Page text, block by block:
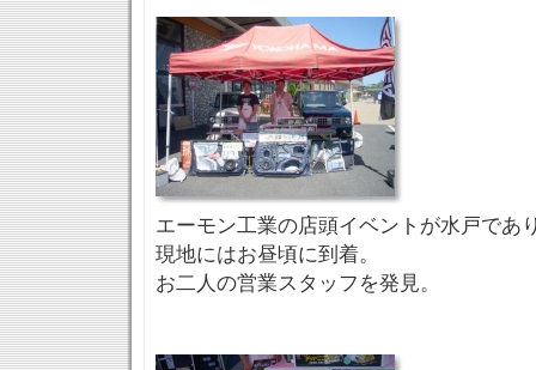
エーモン工業の店頭イベントが水戸であ
現地にはお昼頃に到着。
お二人の営業スタッフを発見。